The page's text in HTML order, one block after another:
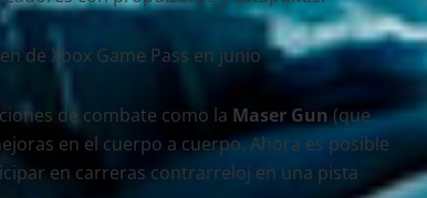
de combate como la Maser Gun(que
en el cuerpo a cuerpo. Ahora es posible
en carreras contrarreloj en una pista